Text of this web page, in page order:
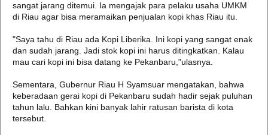
sangat jarang ditemui. Ia mengajak para pelaku usaha UMKM
di Riau agar bisa meramaikan penjualan kopi khas Riau itu.
"Saya tahu di Riau ada Kopi Liberika. Ini kopi yang sangat enak
dan sudah jarang. Jadi stok kopi ini harus ditingkatkan. Kalau
mau cari kopi ini bisa datang ke Pekanbaru,"ulasnya.
Sementara, Gubernur Riau H Syamsuar mengatakan, bahwa
keberadaan gerai kopi di Pekanbaru sudah hadir sejak puluhan
tahun lalu. Bahkan kini banyak lahir ratusan barista di kota
tersebut.